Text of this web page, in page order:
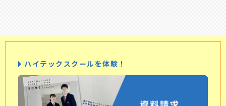
ハイテックスクールを体験！